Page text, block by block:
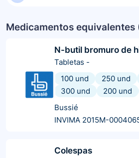
Medicamentos equivalentes
N-butil bromuro de
Tabletas -
100 und
250 und
300 und
200 und
Bussié
INVIMA 2015M-
Colespas